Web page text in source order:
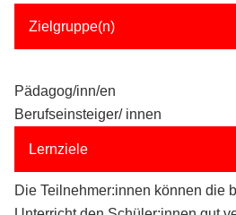
Zielgruppe(n)
Pädagog/inn/en
Berufseinsteiger/ innen
Lernziele
Die Teilnehmer:innen können die